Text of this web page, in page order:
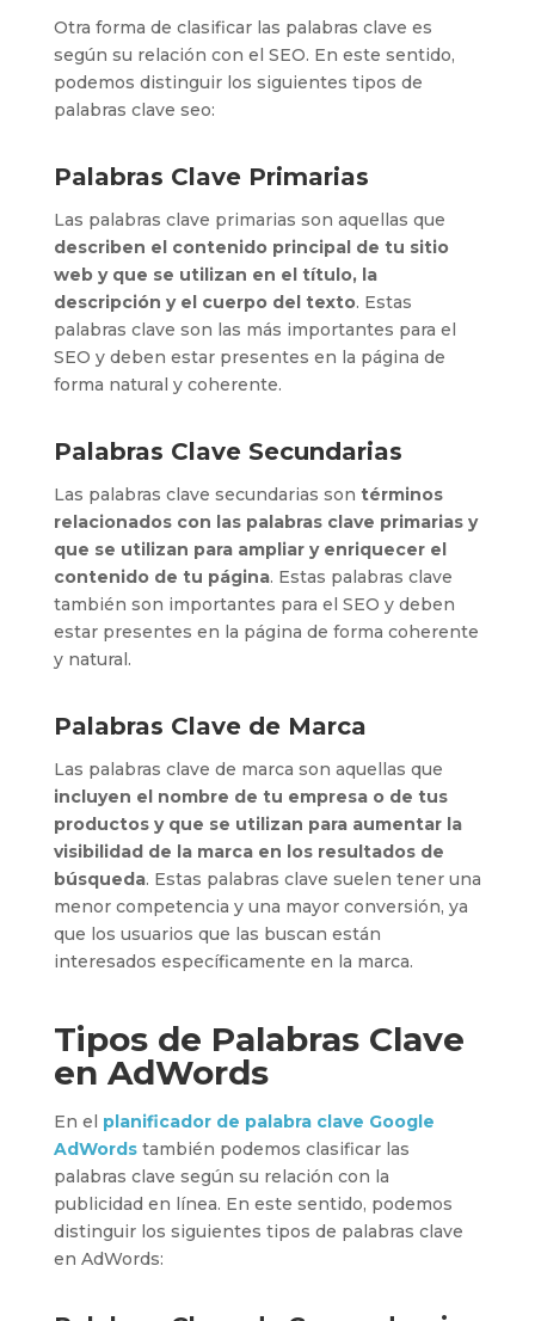
Otra forma de clasificar las palabras clave es
según su relación con el SEO. En este sentido,
podemos distinguir los siguientes tipos de
palabras clave seo:
Palabras Clave Primarias
Las palabras clave primarias son aquellas que
describen el contenido principal de tu sitio
web y que se utilizan en el título, la
descripción y el cuerpo del texto. Estas
palabras clave son las más importantes para el
SEO y deben estar presentes en la página de
forma natural y coherente.
Palabras Clave Secundarias
Las palabras clave secundarias son términos
relacionados con las palabras clave primarias y
que se utilizan para ampliar y enriquecer el
contenido de tu página. Estas palabras clave
también son importantes para el SEO y deben
estar presentes en la página de forma coherente
y natural.
Palabras Clave de Marca
Las palabras clave de marca son aquellas que
incluyen el nombre de tu empresa o de tus
productos y que se utilizan para aumentar la
visibilidad de la marca en los resultados de
búsqueda. Estas palabras clave suelen tener una
menor competencia y una mayor conversión, ya
que los usuarios que las buscan están
interesados específicamente en la marca.
Tipos de Palabras Clave
en AdWords
En el planificador de palabra clave Google
AdWordstambién podemos clasificar las
palabras clave según su relación con la
publicidad en línea. En este sentido, podemos
distinguir los siguientes tipos de palabras clave
en AdWords: